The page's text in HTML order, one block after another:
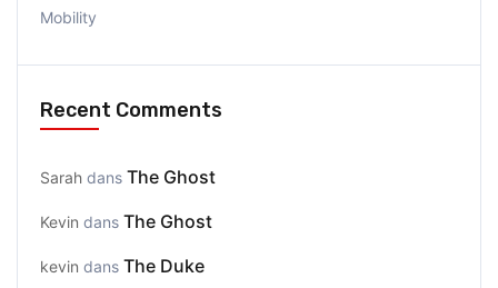
Mobility
Recent Comments
Sarah dans The Ghost
Kevin dans The Ghost
kevin dans The Duke